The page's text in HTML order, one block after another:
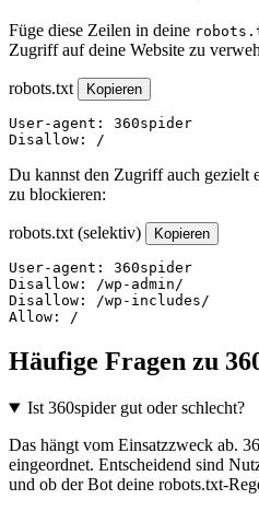
Füge diese Zeilen in deine
Zugriff auf deine Website zu
robots.txt Kopieren
User-agent: 360spider
Disallow: /
Du kannst den Zugriff auch gezielt
zu blockieren:
robots.txt (selektiv) Kopieren
User-agent: 360spider
Disallow: /wp-admin/
Disallow: /wp-includes/
Allow: /
Häufige Fragen zu
Ist 360spider gut oder schlecht?
Das hängt vom Einsatzzweck ab.
eingeordnet. Entscheidend sind
und ob der Bot deine robots.txt-